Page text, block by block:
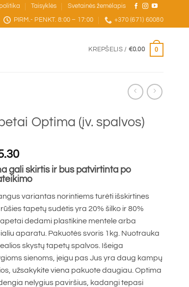
Taisyklės Svetainės žemėlapis
PIRM.- PENKT. 8:00 – 17:00 +370 (671) 60080
KREPŠELIS / €0.00 0
Optima (įv. spalvos)
Current
price
is:
gali skirtis ir bus patvirtinta po
variantas norintiems turėti išskirtines
tapetų sudėtis yra 20% šilko ir 80%
dedami plastikine mentele arba
aparatu. Pakuotės svoris 1kg. Nuotrauka
skystų tapetų spalvos. Išeiga
sienoms, jeigu pas Jus yra daug kampų
užsakykite viena pakuote daugiau. Optima
nelygius paviršius, kadangi tepasi